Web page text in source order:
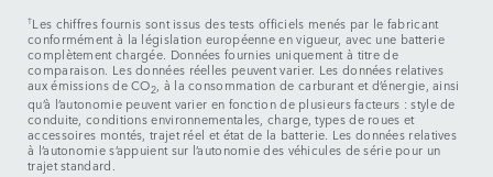
†Les chiffres fournis sont issus des tests officiels menés par le fabricant
conformément à la législation européenne en vigueur, avec une batterie
complètement chargée. Données fournies uniquement à titre de
comparaison. Les données réelles peuvent varier. Les données relatives
aux émissions de CO2, à la consommation de carburant et d’énergie, ainsi
qu’à l’autonomie peuvent varier en fonction de plusieurs facteurs : style de
conduite, conditions environnementales, charge, types de roues et
accessoires montés, trajet réel et état de la batterie. Les données relatives
à l’autonomie s’appuient sur l’autonomie des véhicules de série pour un
trajet standard.